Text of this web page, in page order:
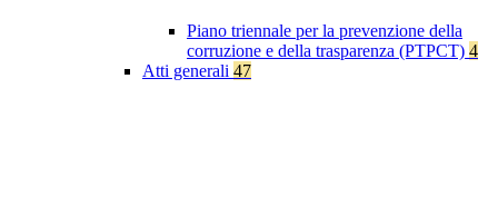
Piano triennale per la prevenzione della
corruzione e della trasparenza (PTPCT) 4
Atti generali 47